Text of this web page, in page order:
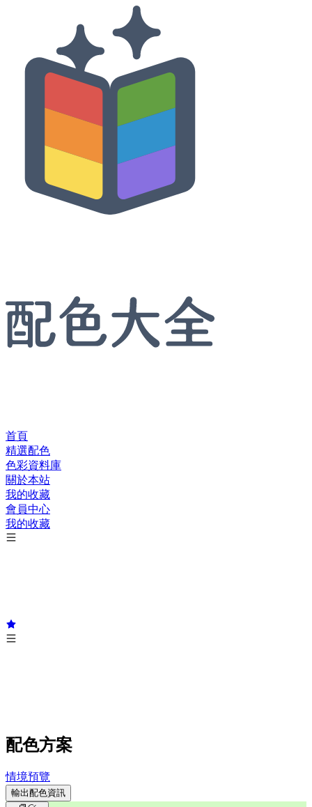
首頁
精選配色
色彩資料庫
關於本站
我的收藏
會員中心
我的收藏
配色方案
情境預覽
輸出配色資訊